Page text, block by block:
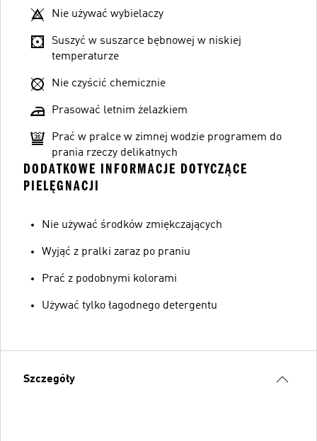
Nie używać wybielaczy
Suszyć w suszarce bębnowej w niskiej
temperaturze
Nie czyścić chemicznie
Prasować letnim żelazkiem
Prać w pralce w zimnej wodzie programem do
prania rzeczy delikatnych
DODATKOWE INFORMACJE DOTYCZĄCE
PIELĘGNACJI
Nie używać środków zmiękczających
Wyjąć z pralki zaraz po praniu
Prać z podobnymi kolorami
Używać tylko łagodnego detergentu
Szczegóły